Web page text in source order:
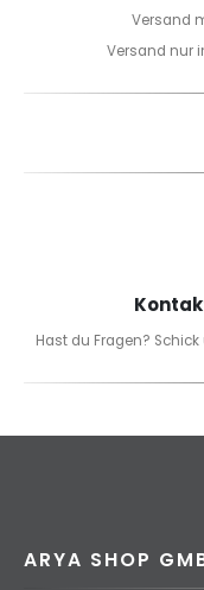
Versand
Versand nur
Hast du Fragen?
ARYA SHOP